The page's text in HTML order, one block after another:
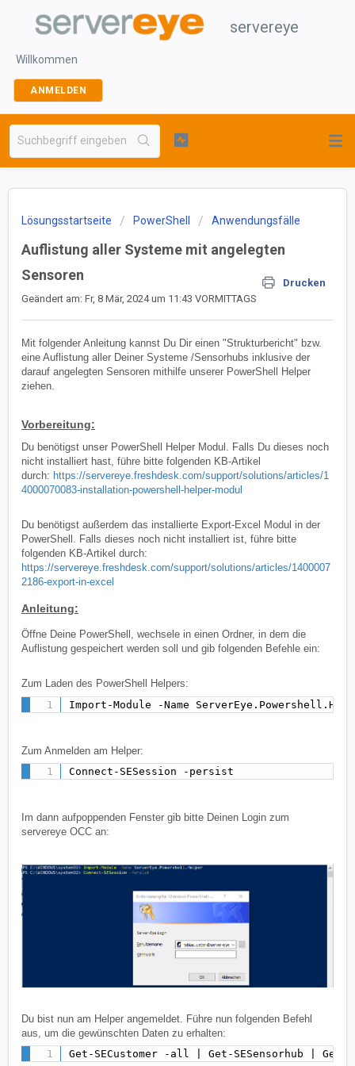
servereye
Willkommen
ANMELDEN
Lösungsstartseite PowerShell Anwendungsfälle
Auflistung aller Systeme mit angelegten
Sensoren
Drucken
Geändert am: Fr, 8 Mär, 2024 um 11:43 VORMITTAGS
Mit folgender Anleitung kannst Du Dir einen "Strukturbericht" bzw.
eine Auflistung aller Deiner Systeme /Sensorhubs inklusive der
darauf angelegten Sensoren mithilfe unserer PowerShell Helper
ziehen.
Vorbereitung:
Du benötigst unser PowerShell Helper Modul. Falls Du dieses noch
nicht installiert hast, führe bitte folgenden KB-Artikel
durch: https://servereye.freshdesk.com/support/solutions/articles/1
4000070083-installation-powershell-helper-modul
Du benötigst außerdem das installierte Export-Excel Modul in der
PowerShell. Falls dieses noch nicht installiert ist, führe bitte
folgenden KB-Artikel durch:
https://servereye.freshdesk.com/support/solutions/articles/1400007
2186-export-in-excel
Anleitung:
Öffne Deine PowerShell, wechsele in einen Ordner, in dem die
Auflistung gespeichert werden soll und gib folgenden Befehle ein:
Zum Laden des PowerShell Helpers:
Import-Module -Name
Zum Anmelden am Helper:
Connect-SESession -persist
Im dann aufpoppenden Fenster gib bitte Deinen Login zum
servereye OCC an:
Du bist nun am Helper angemeldet. Führe nun folgenden Befehl
aus, um die gewünschten Daten zu erhalten:
Get-SECustomer -all | Get-SESensorhub | Get-